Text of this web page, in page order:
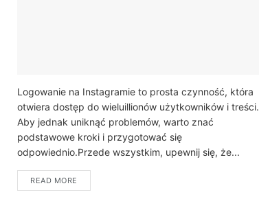
Logowanie na Instagramie to prosta czynność, która
otwiera dostęp do wieluillionów użytkowników i treści.
Aby jednak uniknąć problemów, warto znać
podstawowe kroki i przygotować się
odpowiednio.Przede wszystkim, upewnij się, że...
READ MORE